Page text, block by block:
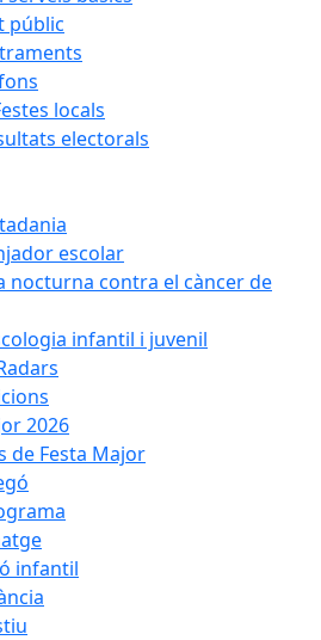
públic
locals
electorals
escolar
nocturna contra el càncer de
infantil i juvenil
2026
de Festa Major
infantil